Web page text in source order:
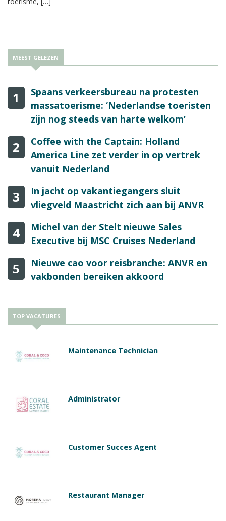
MEEST GELEZEN
1
Spaans verkeersbureau na protesten
massatoerisme: ‘Nederlandse toeristen
zijn nog steeds van harte welkom’
2
Coffee with the Captain: Holland
America Line zet verder in op vertrek
vanuit Nederland
3
In jacht op vakantiegangers sluit
vliegveld Maastricht zich aan bij ANVR
4
Michel van der Stelt nieuwe Sales
Executive bij MSC Cruises Nederland
5
Nieuwe cao voor reisbranche: ANVR en
vakbonden bereiken akkoord
TOP VACATURES
Maintenance Technician
Administrator
Customer Succes Agent
Restaurant Manager